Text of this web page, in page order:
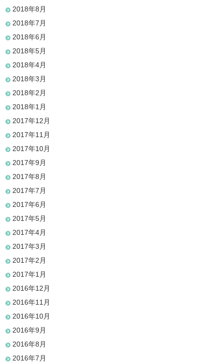
2018年8月
2018年7月
2018年6月
2018年5月
2018年4月
2018年3月
2018年2月
2018年1月
2017年12月
2017年11月
2017年10月
2017年9月
2017年8月
2017年7月
2017年6月
2017年5月
2017年4月
2017年3月
2017年2月
2017年1月
2016年12月
2016年11月
2016年10月
2016年9月
2016年8月
2016年7月